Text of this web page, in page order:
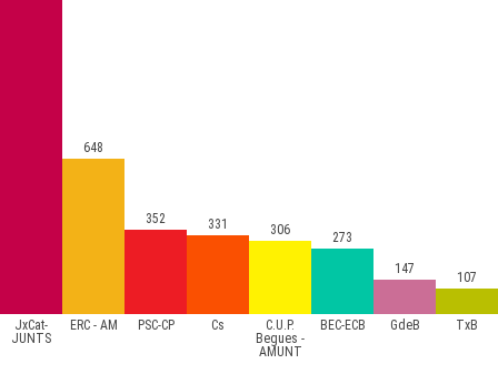
JxCat-
JUNTS
ERC - AM PSC-CP Cs
C.U.P.
Begues -
AMUNT
BEC-ECB GdeB TxB
648
352 331 306
273
147
107